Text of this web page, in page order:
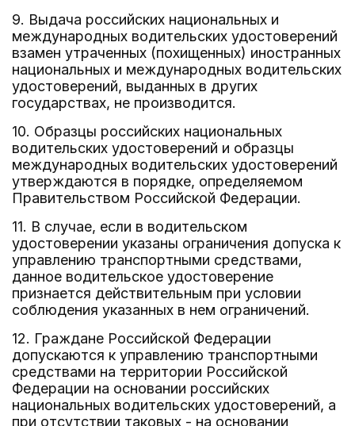
9. Выдача российских национальных и
международных водительских удостоверений
взамен утраченных (похищенных) иностранных
национальных и международных водительских
удостоверений, выданных в других
государствах, не производится.
10. Образцы российских национальных
водительских удостоверений и образцы
международных водительских удостоверений
утверждаются в порядке, определяемом
Правительством Российской Федерации.
11. В случае, если в водительском
удостоверении указаны ограничения допуска к
управлению транспортными средствами,
данное водительское удостоверение
признается действительным при условии
соблюдения указанных в нем ограничений.
12. Граждане Российской Федерации
допускаются к управлению транспортными
средствами на территории Российской
Федерации на основании российских
национальных водительских удостоверений, а
при отсутствии таковых - на основании